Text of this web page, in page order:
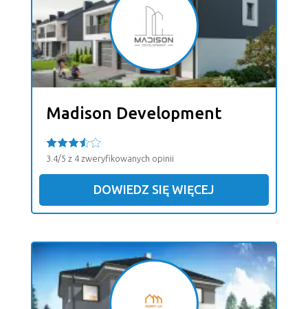
Madison Development
3.4/5 z 4 zweryfikowanych opinii
DOWIEDZ SIĘ WIĘCEJ